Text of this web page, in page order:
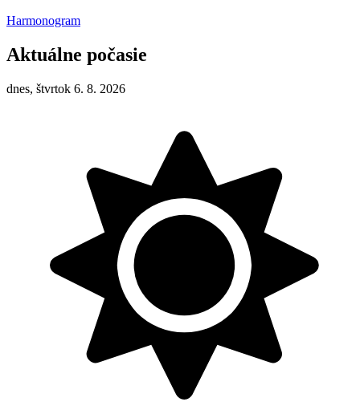
Harmonogram
Aktuálne počasie
dnes, štvrtok 6. 8. 2026